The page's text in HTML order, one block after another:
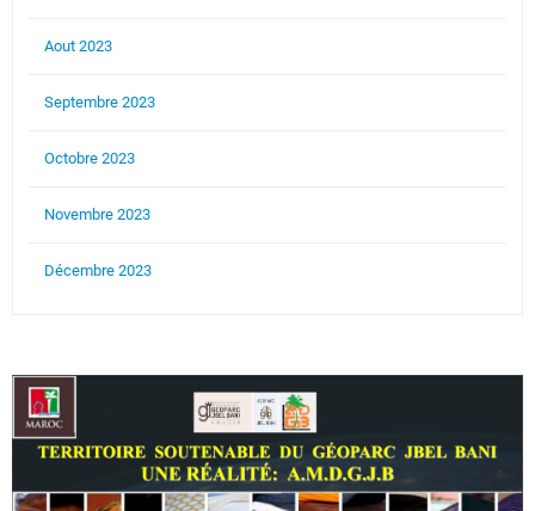
Aout 2023
Septembre 2023
Octobre 2023
Novembre 2023
Décembre 2023